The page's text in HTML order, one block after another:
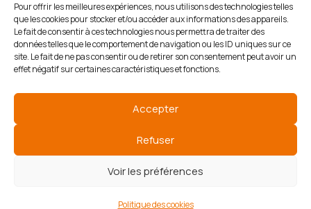
Pour offrir les meilleures expériences, nous utilisons des technologies telles
que les cookies pour stocker et/ou accéder aux informations des appareils.
Le fait de consentir à ces technologies nous permettra de traiter des
données telles que le comportement de navigation ou les ID uniques sur ce
site. Le fait de ne pas consentir ou de retirer son consentement peut avoir un
effet négatif sur certaines caractéristiques et fonctions.
Accepter
Refuser
Voir les préférences
Politique des cookies
© HORIZON IMMOBILIER
Mentions légales
Politique des cookies